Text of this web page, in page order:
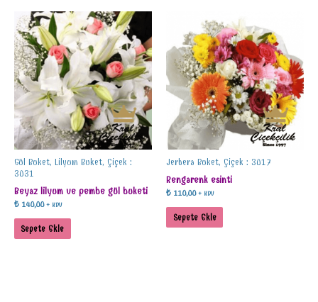
Gül Buket, Lilyum Buket, Çiçek :
3031
Beyaz lilyum ve pembe gül buketi
₺140,00 + KDV
Sepete Ekle
Jerbera Buket, Çiçek : 3017
Rengarenk esinti
₺ 110,00 + KDV
Sepete Ekle